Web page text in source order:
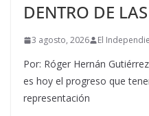
DENTRO DE
3 agosto, 2026 El
Por: Róger Hernán
es hoy el progreso que
representación